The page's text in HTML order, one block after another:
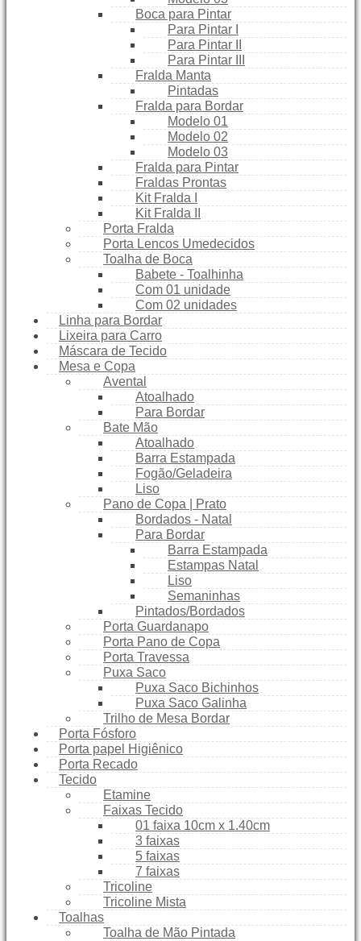
Boca para Pintar
Para Pintar I
Para Pintar II
Para Pintar III
Fralda Manta
Pintadas
Fralda para Bordar
Modelo 01
Modelo 02
Modelo 03
Fralda para Pintar
Fraldas Prontas
Kit Fralda I
Kit Fralda II
Porta Fralda
Porta Lencos Umedecidos
Toalha de Boca
Babete - Toalhinha
Com 01 unidade
Com 02 unidades
Linha para Bordar
Lixeira para Carro
Máscara de Tecido
Mesa e Copa
Avental
Atoalhado
Para Bordar
Bate Mão
Atoalhado
Barra Estampada
Fogão/Geladeira
Liso
Pano de Copa | Prato
Bordados - Natal
Para Bordar
Barra Estampada
Estampas Natal
Liso
Semaninhas
Pintados/Bordados
Porta Guardanapo
Porta Pano de Copa
Porta Travessa
Puxa Saco
Puxa Saco Bichinhos
Puxa Saco Galinha
Trilho de Mesa Bordar
Porta Fósforo
Porta papel Higiênico
Porta Recado
Tecido
Etamine
Faixas Tecido
01 faixa 10cm x 1.40cm
3 faixas
5 faixas
7 faixas
Tricoline
Tricoline Mista
Toalhas
Toalha de Mão Pintada